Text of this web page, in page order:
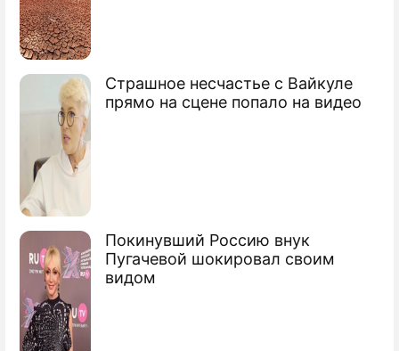
Страшное несчастье с Вайкуле
прямо на сцене попало на видео
Покинувший Россию внук
Пугачевой шокировал своим
видом
стране
Медведев нашел способ преодолеть
трудности
Медведев обратился к "российскому
Давосу"
Сюжеты
Экономический кризис